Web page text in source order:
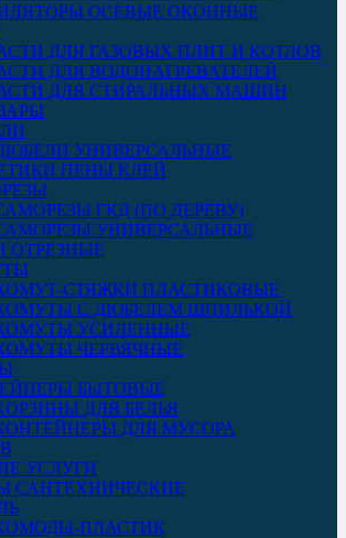
ОСЕВЫЕ ОКОННЫЕ
ДЛЯ ГАЗОВЫХ ПЛИТ И КОТЛОВ
ДЛЯ ВОДОНАГРЕВАТЕЛЕЙ
ДЛЯ СТИРАЛЬНЫХ МАШИН
УНИВЕРСАЛЬНЫЕ
ПЕНЫ КЛЕЙ
ГКД (ПО ДЕРЕВУ)
УНИВЕРСАЛЬНЫЕ
ОТРЕЗНЫЕ
СТЯЖКИ ПЛАСТИКОВЫЕ
С ДЮБЕЛЕМ ШПИЛЬКОЙ
УСИЛЕННЫЕ
ЧЕРВЯЧНЫЕ
БЫТОВЫЕ
ДЛЯ БЕЛЬЯ
ДЛЯ МУСОРА
УСЛУГИ
САНТЕХНИЧЕСКИЕ
ПЛАСТИК